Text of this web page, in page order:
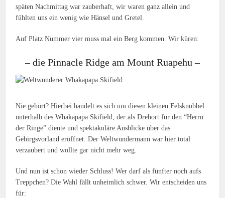
späten Nachmittag war zauberhaft, wir waren ganz allein und
fühlten uns ein wenig wie Hänsel und Gretel.
Auf Platz Nummer vier muss mal ein Berg kommen. Wir küren:
– die Pinnacle Ridge am Mount Ruapehu –
Nie gehört? Hierbei handelt es sich um diesen kleinen Felsknubbel
unterhalb des Whakapapa Skifield, der als Drehort für den “Herrn
der Ringe” diente und spektakuläre Ausblicke über das
Gebirgsvorland eröffnet. Der Weltwundermann war hier total
verzaubert und wollte gar nicht mehr weg.
Und nun ist schon wieder Schluss! Wer darf als fünfter noch aufs
Treppchen? Die Wahl fällt unheimlich schwer. Wir entscheiden uns
für: